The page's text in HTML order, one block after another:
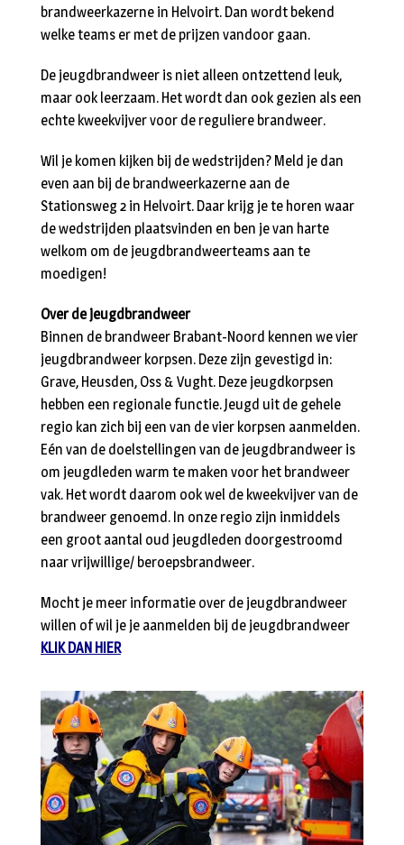
brandweerkazerne in Helvoirt. Dan wordt bekend
welke teams er met de prijzen vandoor gaan.
De jeugdbrandweer is niet alleen ontzettend leuk,
maar ook leerzaam. Het wordt dan ook gezien als een
echte kweekvijver voor de reguliere brandweer.
Wil je komen kijken bij de wedstrijden? Meld je dan
even aan bij de brandweerkazerne aan de
Stationsweg 2 in Helvoirt. Daar krijg je te horen waar
de wedstrijden plaatsvinden en ben je van harte
welkom om de jeugdbrandweerteams aan te
moedigen!
Over de jeugdbrandweer
Binnen de brandweer Brabant-Noord kennen we vier
jeugdbrandweer korpsen. Deze zijn gevestigd in:
Grave, Heusden, Oss & Vught. Deze jeugdkorpsen
hebben een regionale functie. Jeugd uit de gehele
regio kan zich bij een van de vier korpsen aanmelden.
Eén van de doelstellingen van de jeugdbrandweer is
om jeugdleden warm te maken voor het brandweer
vak. Het wordt daarom ook wel de kweekvijver van de
brandweer genoemd. In onze regio zijn inmiddels
een groot aantal oud jeugdleden doorgestroomd
naar vrijwillige/ beroepsbrandweer.
Mocht je meer informatie over de jeugdbrandweer
willen of wil je je aanmelden bij de jeugdbrandweer
KLIK DAN HIER